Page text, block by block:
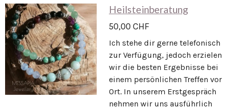
Heilsteinberatung
50,00 CHF
Ich stehe dir gerne telefonisch
zur Verfügung, jedoch erzielen
wir die besten Ergebnisse bei
einem persönlichen Treffen vor
Ort. In unserem Erstgespräch
nehmen wir uns ausführlich